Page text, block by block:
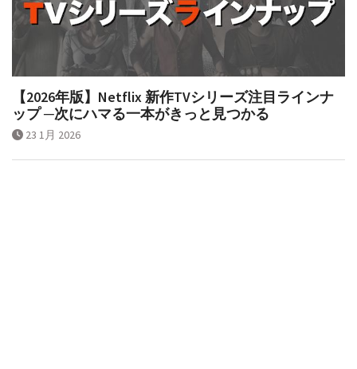
【2026年版】Netflix 新作TVシリーズ注目ラインナ
ップ ─次にハマる一本がきっと見つかる
23 1月 2026